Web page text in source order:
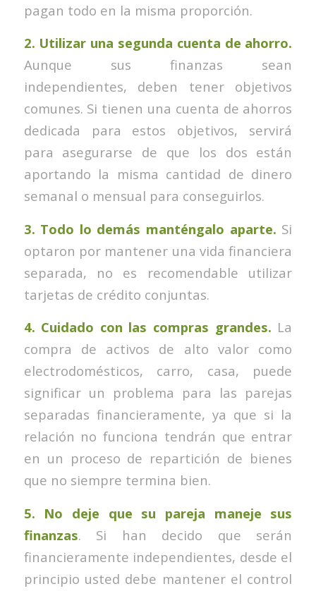
pagan todo en la misma proporción.
2. Utilizar una segunda cuenta de ahorro.
Aunque sus finanzas sean
independientes, deben tener objetivos
comunes. Si tienen una cuenta de ahorros
dedicada para estos objetivos, servirá
para asegurarse de que los dos están
aportando la misma cantidad de dinero
semanal o mensual para conseguirlos.
3. Todo lo demás manténgalo aparte. Si
optaron por mantener una vida financiera
separada, no es recomendable utilizar
tarjetas de crédito conjuntas.
4. Cuidado con las compras grandes. La
compra de activos de alto valor como
electrodomésticos, carro, casa, puede
significar un problema para las parejas
separadas financieramente, ya que si la
relación no funciona tendrán que entrar
en un proceso de repartición de bienes
que no siempre termina bien.
5. No deje que su pareja maneje sus
finanzas. Si han decido que serán
financieramente independientes, desde el
principio usted debe mantener el control